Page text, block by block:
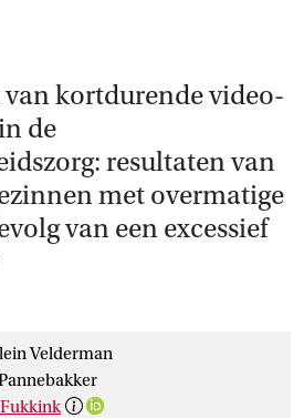
kortdurende video-
de
resultaten van
met overmatige
van een excessief
Velderman